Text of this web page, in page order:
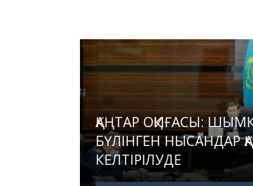
ҚАҢТАР ОҚИҒАСЫ:
БҮЛІНГЕН НЫСАНДАР
КЕЛТІРІЛУДЕ